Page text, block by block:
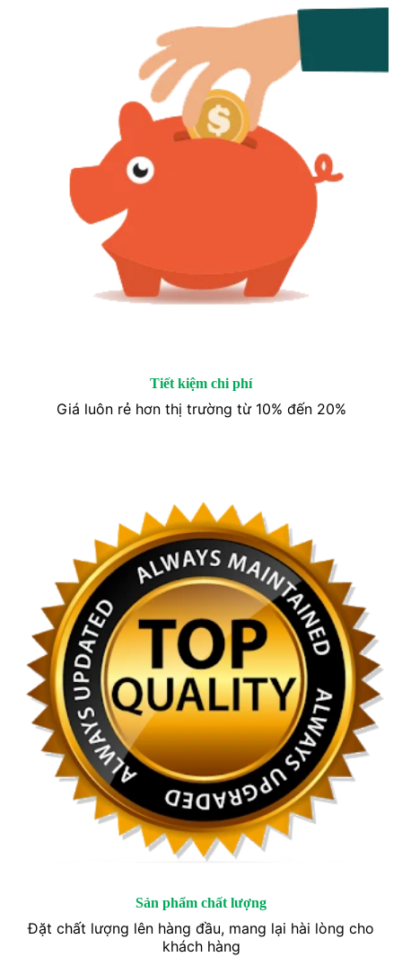
Tiết kiệm chi phí
Giá luôn rẻ hơn thị trường từ 10% đến 20%
Sản phẩm chất lượng
Đặt chất lượng lên hàng đầu, mang lại hài lòng cho
khách hàng